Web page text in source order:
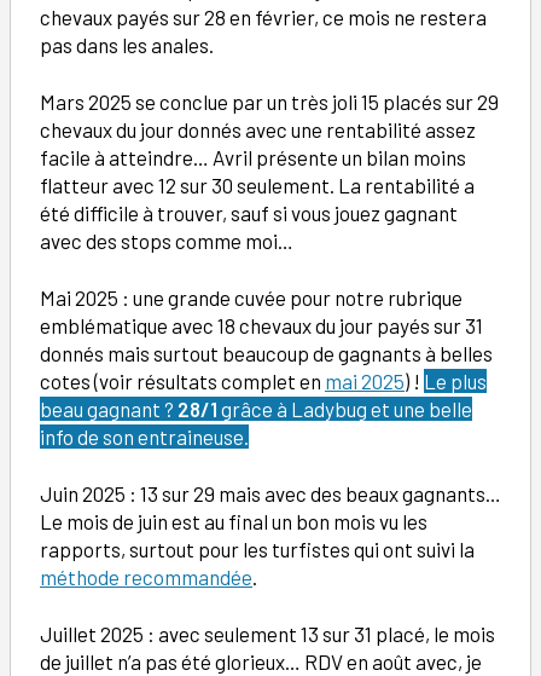
chevaux payés sur 28 en février, ce mois ne restera
pas dans les anales.
Mars 2025 se conclue par un très joli 15 placés sur 29
chevaux du jour donnés avec une rentabilité assez
facile à atteindre… Avril présente un bilan moins
flatteur avec 12 sur 30 seulement. La rentabilité a
été difficile à trouver, sauf si vous jouez gagnant
avec des stops comme moi…
Mai 2025 : une grande cuvée pour notre rubrique
emblématique avec 18 chevaux du jour payés sur 31
donnés mais surtout beaucoup de gagnants à belles
cotes (voir résultats complet en mai 2025) ! Le plus
beau gagnant ? 28/1 grâce à Ladybug et une belle
info de son entraineuse.
Juin 2025 : 13 sur 29 mais avec des beaux gagnants…
Le mois de juin est au final un bon mois vu les
rapports, surtout pour les turfistes qui ont suivi la
méthode recommandée.
Juillet 2025 : avec seulement 13 sur 31 placé, le mois
de juillet n’a pas été glorieux… RDV en août avec, je